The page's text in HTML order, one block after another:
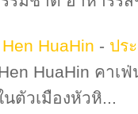
HuaHin - ปร
HuaHin คาเฟ่
ตัวเมืองหัวหิ...